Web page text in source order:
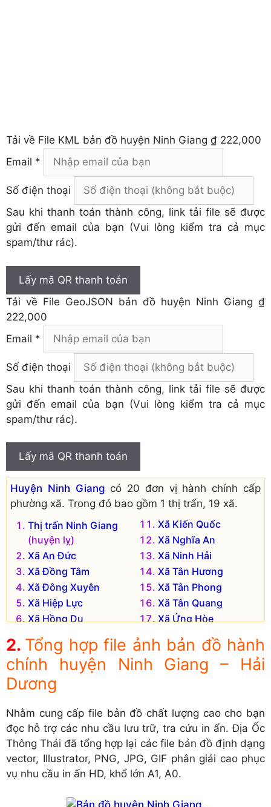
Tải về File KML bản đồ huyện Ninh Giang ₫ 222,000
Email *
Số điện thoại
Sau khi thanh toán thành công, link tải file sẽ được
gửi đến email của bạn (Vui lòng kiểm tra cả mục
spam/thư rác).
Lấy mã QR thanh toán
Tải về File GeoJSON bản đồ huyện Ninh Giang ₫
222,000
Email *
Số điện thoại
Sau khi thanh toán thành công, link tải file sẽ được
gửi đến email của bạn (Vui lòng kiểm tra cả mục
spam/thư rác).
Lấy mã QR thanh toán
Huyện Ninh Giang có 20 đơn vị hành chính cấp
phường xã. Trong đó bao gồm 1 thị trấn, 19 xã.
Thị trấn Ninh Giang
(huyện lỵ)
Xã An Đức
Xã Đồng Tâm
Xã Đông Xuyên
Xã Hiệp Lực
Xã Hồng Dụ
Xã Hồng Đức
Xã Hồng Phong
Xã Hồng Phúc
Xã Hưng Long
Xã Kiến Quốc
Xã Nghĩa An
Xã Ninh Hải
Xã Tân Hương
Xã Tân Phong
Xã Tân Quang
Xã Ứng Hòe
Xã Văn Hội
Xã Vạn Phúc
Xã Vĩnh Hòa
Xã Hoàng Hanh
Xã Hồng Thái
Xã Hưng Thái
Xã Ninh Hòa
Xã Ninh Thành
Xã Quang Hưng
Xã Quyết Thắng
Xã Văn Giang
Tổng hợp file ảnh bản đồ hành
chính huyện Ninh Giang – Hải
Dương
Nhằm cung cấp file bản đồ chất lượng cao cho bạn
đọc hỗ trợ các nhu cầu lưu trữ, tra cứu in ấn. Địa Ốc
Thông Thái đã tổng hợp lại các file bản đồ định dạng
vector, Illustrator, PNG, JPG, GIF phân giải cao phục
vụ nhu cầu in ấn HD, khổ lớn A1, A0.